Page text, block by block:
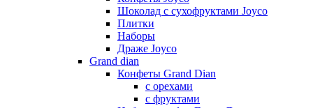
Шоколад с сухофруктами Joyco
Плитки
Наборы
Драже Joyco
Grand dian
Конфеты Grand Dian
с орехами
с фруктами